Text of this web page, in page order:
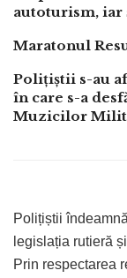
autoturism, iar
Maratonul
Polițiștii s-au
în care s-a
Muzicilor
Polițiștii
legislația rutieră
Prin respectarea